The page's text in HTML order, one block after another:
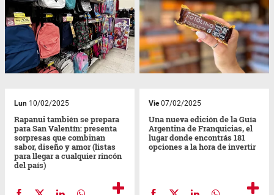
Lun 10/02/2025
Rapanui también se prepara
para San Valentín: presenta
sorpresas que combinan
sabor, diseño y amor (listas
para llegar a cualquier rincón
del país)
Vie07/02/2025
Una nueva edición de la Guía
Argentina de Franquicias, el
lugar donde encontrás 181
opciones a la hora de invertir